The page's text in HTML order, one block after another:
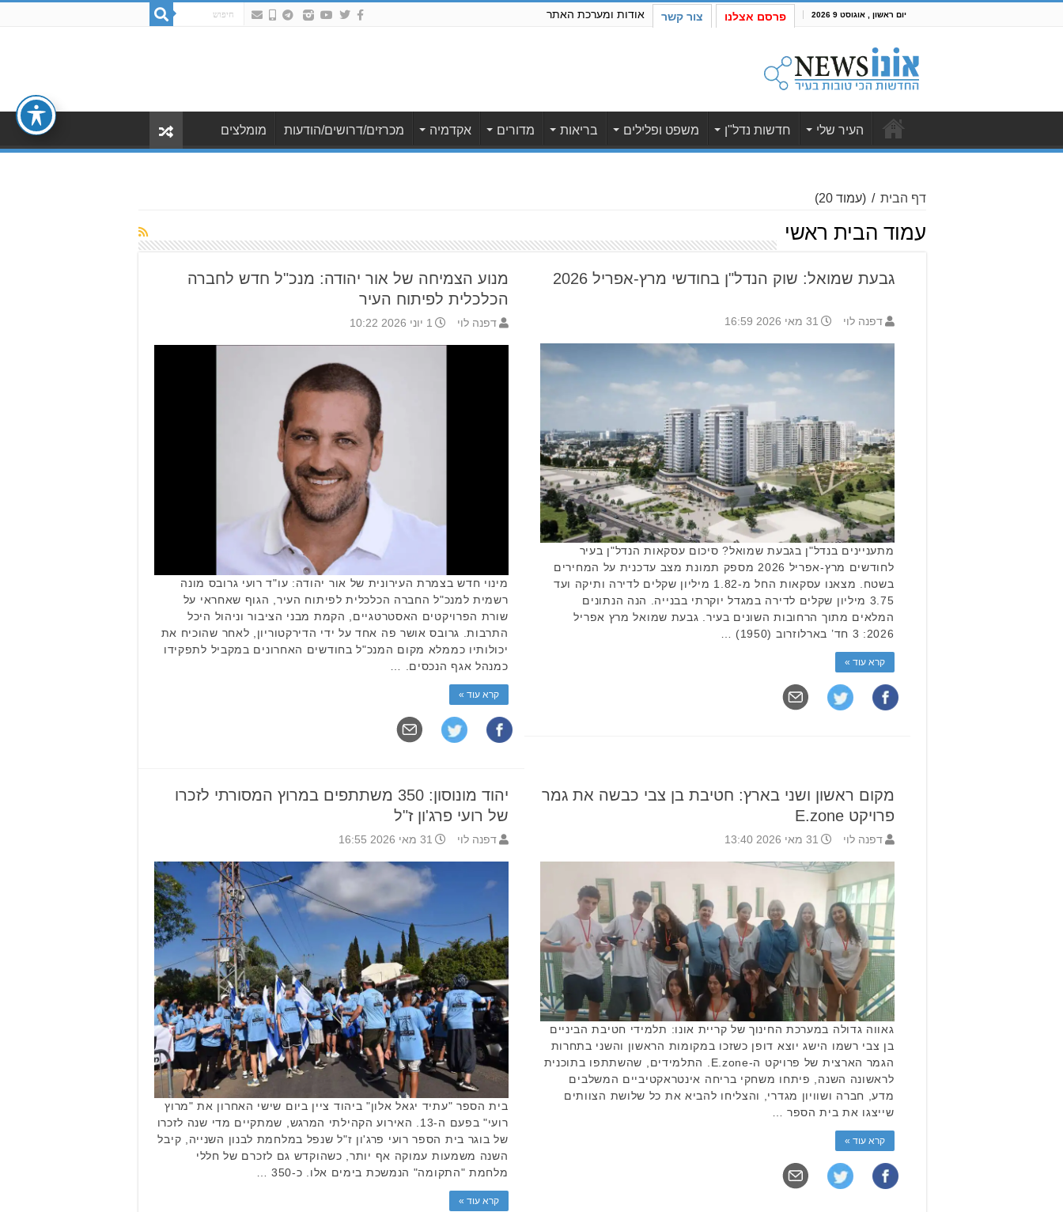
יום ראשון , אוגוסט 9 2026 פרסם אצלנו צור קשר אודות ומערכת האתר
העיר שלי חדשות נדל"ן משפט ופלילים בריאות מדורים אקדמיה מכרזים/דרושים/הודעות מומלצים
דף הבית / (עמוד 20)
עמוד הבית ראשי
מנוע הצמיחה של אור יהודה: מנכ"ל חדש לחברה
הכלכלית לפיתוח העיר
דפנה לוי 1 יוני 2026 10:22
מינוי חדש בצמרת העירונית של אור יהודה: עו"ד רועי גרובס מונה
רשמית למנכ"ל החברה הכלכלית לפיתוח העיר, הגוף שאחראי על
שורת הפרויקטים האסטרטגיים, הקמת מבני הציבור וניהול היכל
התרבות. גרובס אושר פה אחד על ידי הדירקטוריון, לאחר שהוכיח את
יכולותיו כממלא מקום המנכ"ל בחודשים האחרונים במקביל לתפקידו
כמנהל אגף הנכסים. …
קרא עוד »
גבעת שמואל: שוק הנדל"ן בחודשי מרץ-אפריל 2026
דפנה לוי 31 מאי 2026 16:59
מתעניינים בנדל"ן בגבעת שמואל? סיכום עסקאות הנדל"ן בעיר
לחודשים מרץ-אפריל 2026 מספק תמונת מצב עדכנית על המחירים
בשטח. מצאנו עסקאות החל מ-1.82 מיליון שקלים לדירה ותיקה ועד
3.75 מיליון שקלים לדירה במגדל יוקרתי בבנייה. הנה הנתונים
המלאים מתוך הרחובות השונים בעיר. גבעת שמואל מרץ אפריל
2026: 3 חד’ בארלוזרוב (1950) …
קרא עוד »
יהוד מונוסון: 350 משתתפים במרוץ המסורתי לזכרו
של רועי פרג'ון ז"ל
דפנה לוי 31 מאי 2026 16:55
בית הספר "עתיד יגאל אלון" ביהוד ציין ביום שישי האחרון את "מרוץ
רועי" בפעם ה-13. האירוע הקהילתי המרגש, שמתקיים מדי שנה לזכרו
של בוגר בית הספר רועי פרג'ון ז"ל שנפל במלחמת לבנון השנייה, קיבל
השנה משמעות עמוקה אף יותר, כשהוקדש גם לזכרם של חללי
מלחמת "התקומה" הנמשכת בימים אלו. כ-350 …
קרא עוד »
מקום ראשון ושני בארץ: חטיבת בן צבי כבשה את גמר
פרויקט E.zone
דפנה לוי 31 מאי 2026 13:40
גאווה גדולה במערכת החינוך של קריית אונו: תלמידי חטיבת הביניים
בן צבי רשמו הישג יוצא דופן כשזכו במקומות הראשון והשני בתחרות
הגמר הארצית של פרויקט ה-E.zone. התלמידים, שהשתתפו בתוכנית
לראשונה השנה, פיתחו משחקי בריחה אינטראקטיביים המשלבים
מדע, חברה ושוויון מגדרי, והצליחו להביא את כל שלושת הצוותים
שייצגו את בית הספר …
קרא עוד »